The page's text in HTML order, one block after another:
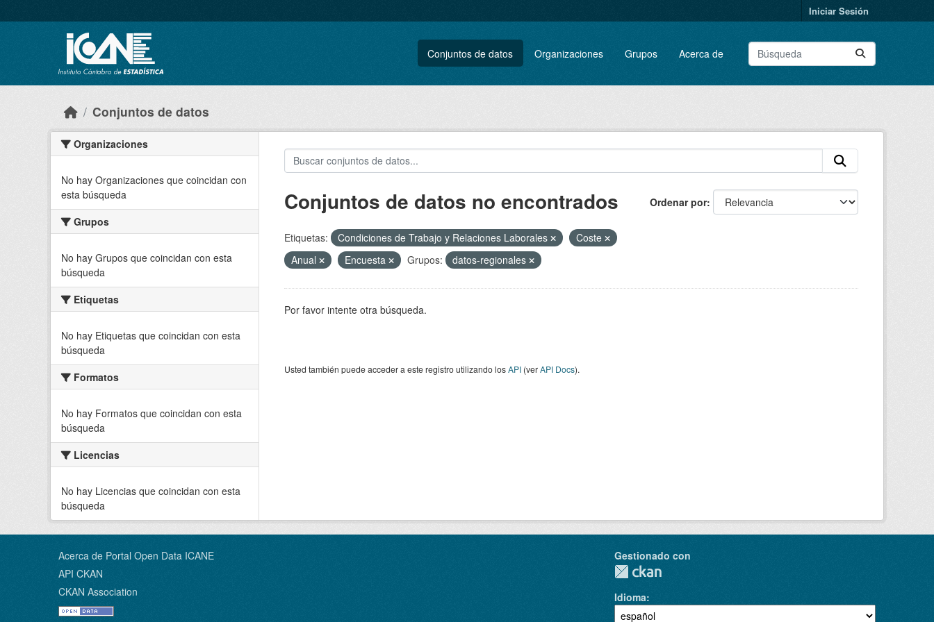
Iniciar Sesión
Conjuntos de datos Organizaciones Grupos Acerca de
Conjuntos de datos
Organizaciones
No hay Organizaciones que coincidan con
esta búsqueda
Grupos
No hay Grupos que coincidan con esta
búsqueda
Etiquetas
No hay Etiquetas que coincidan con esta
búsqueda
Formatos
No hay Formatos que coincidan con esta
búsqueda
Licencias
No hay Licencias que coincidan con esta
búsqueda
Ordenar por
Conjuntos de datos no encontrados
Etiquetas: Condiciones de Trabajo y Relaciones Laborales
Coste
Anual
Encuesta Grupos: datos-regionales
Por favor intente otra búsqueda.
Usted también puede acceder a este registro utilizando losAPI(verAPI Docs).
Acerca de Portal Open Data ICANE
API CKAN
CKAN Association
Gestionado con
Idioma